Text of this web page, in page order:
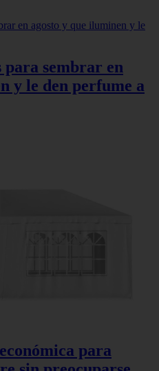
para sembrar en
y le den perfume a
para